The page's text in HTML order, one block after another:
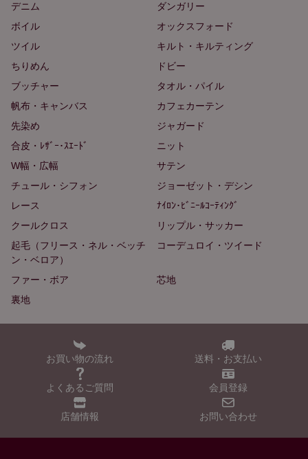
デニム
ダンガリー
ボイル
オックスフォード
ツイル
キルト・キルティング
ちりめん
ドビー
ブッチャー
タオル・パイル
帆布・キャンバス
カフェカーテン
先染め
ジャガード
合皮・ﾚｻﾞｰ･ｽｴｰﾄﾞ
ニット
W幅・広幅
サテン
チュール・シフォン
ジョーゼット・デシン
レース
ﾅｲﾛﾝ･ﾋﾞﾆｰﾙｺｰﾃｨﾝｸﾞ
クールクロス
リップル・サッカー
起毛（フリース・ネル・ベッチ
ン・ベロア）
コーデュロイ・ツイード
ファー・ボア
芯地
裏地
お買い物の流れ 送料・お支払い
よくあるご質問 会員登録
店舗情報 お問い合わせ